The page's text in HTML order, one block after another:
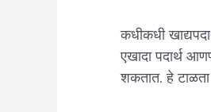
कधीकधी
एखादा पदार्थ
शकतात. हे टाळता